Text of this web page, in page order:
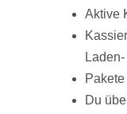
Aktive
Du